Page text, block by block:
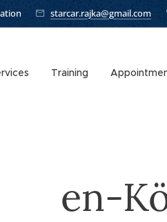
starcar.rajka@gmail.com
Training
en-